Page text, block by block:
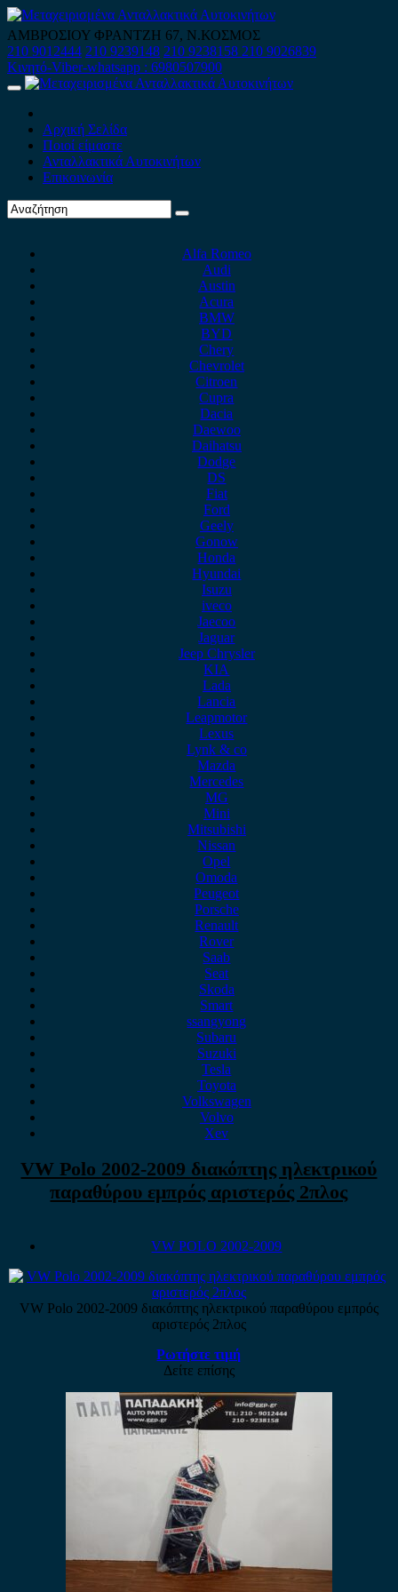
Skip
to
content
ΑΜΒΡΟΣΙΟΥ ΦΡΑΝΤΖΗ 67, Ν.ΚΟΣΜΟΣ
210 9012444 210 9239148 210 9238158 210 9026839
Κινητό-Viber-whatsapp : 6980507900
Primary
Αρχική Σελίδα
Ποιοί είμαστε
Ανταλλακτικά Αυτοκινήτων
Επικοινωνία
Alfa Romeo
Audi
Austin
Acura
BMW
BYD
Chery
Chevrolet
Citroen
Cupra
Dacia
Daewoo
Daihatsu
Dodge
DS
Fiat
Ford
Geely
Gonow
Honda
Hyundai
Isuzu
iveco
Jaecoo
Jaguar
Jeep Chrysler
KIA
Lada
Lancia
Leapmotor
Lexus
Lynk & co
Mazda
Mercedes
MG
Mini
Mitsubishi
Nissan
Opel
Omoda
Peugeot
Porsche
Renault
Rover
Saab
Seat
Skoda
Smart
ssangyong
Subaru
Suzuki
Tesla
Toyota
Volkswagen
Volvo
Xev
VW Polo 2002-2009 διακόπτης ηλεκτρικού
παραθύρου εμπρός αριστερός 2πλος
VW POLO 2002-2009
VW Polo 2002-2009 διακόπτης ηλεκτρικού παραθύρου εμπρός
αριστερός 2πλος
Ρωτήστε τιμή
Δείτε επίσης